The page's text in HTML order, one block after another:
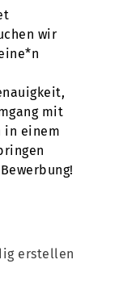
wir
mit
in einem
erstellen